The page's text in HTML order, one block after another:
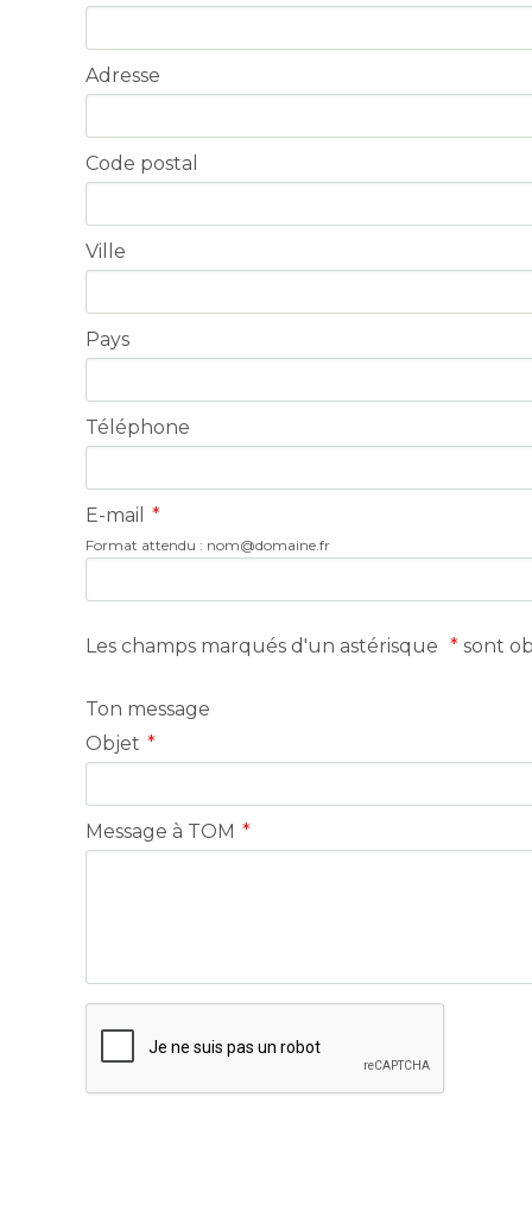
Adresse
Code postal
Ville
Pays
Téléphone
E-mail *
Format attendu : nom@domaine.fr
Les champs marqués d'un astérisque * sont
Ton message
Objet *
Message à TOM *